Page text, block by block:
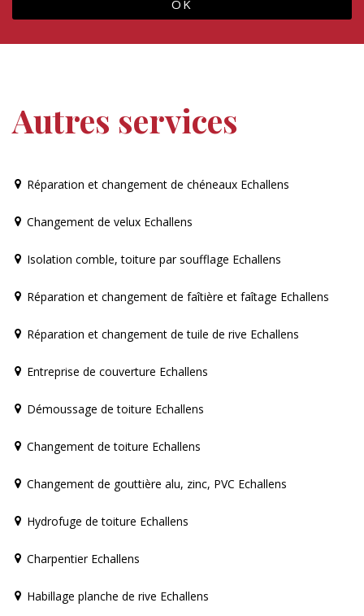
Autres services
Réparation et changement de chéneaux Echallens
Changement de velux Echallens
Isolation comble, toiture par soufflage Echallens
Réparation et changement de faîtière et faîtage Echallens
Réparation et changement de tuile de rive Echallens
Entreprise de couverture Echallens
Démoussage de toiture Echallens
Changement de toiture Echallens
Changement de gouttière alu, zinc, PVC Echallens
Hydrofuge de toiture Echallens
Charpentier Echallens
Habillage planche de rive Echallens